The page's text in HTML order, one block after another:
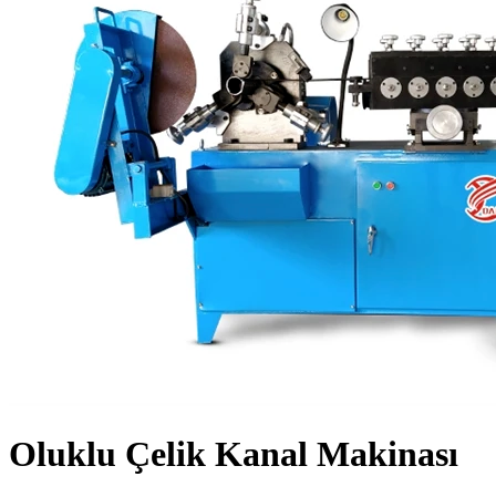
Oluklu Çelik Kanal Makinası